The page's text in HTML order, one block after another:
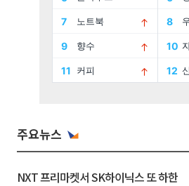
주요뉴스
NXT 프리마켓서 SK하이닉스 또 하한